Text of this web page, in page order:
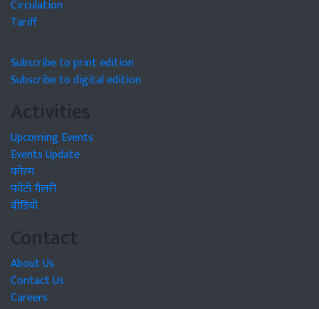
Circulation
Tariff
Subscribe to print edition
Subscribe to digital edition
Activities
Upcoming Events
Events Update
फोरम
फोटो गैलरी
वीडियो
Contact
About Us
Contact Us
Careers